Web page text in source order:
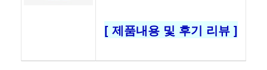
[ 제품내용 및 후기 리뷰 ]